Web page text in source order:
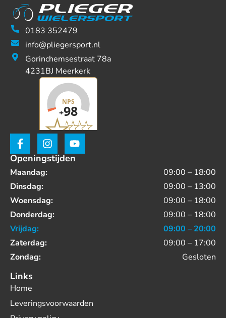
0183 352479
info@pliegersport.nl
Gorinchemsestraat 78a
4231BJ Meerkerk
Openingstijden
Maandag:
09:00 – 18:00
Dinsdag:
09:00 – 13:00
Woensdag:
09:00 – 18:00
Donderdag:
09:00 – 18:00
Vrijdag:
09:00 – 20:00
Zaterdag:
09:00 – 17:00
Zondag:
Gesloten
Links
Home
Leveringsvoorwaarden